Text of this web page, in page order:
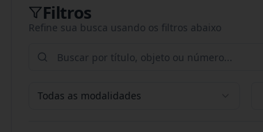
Filtros
Refine sua busca usando os filtros abaixo
Todas as modalidades